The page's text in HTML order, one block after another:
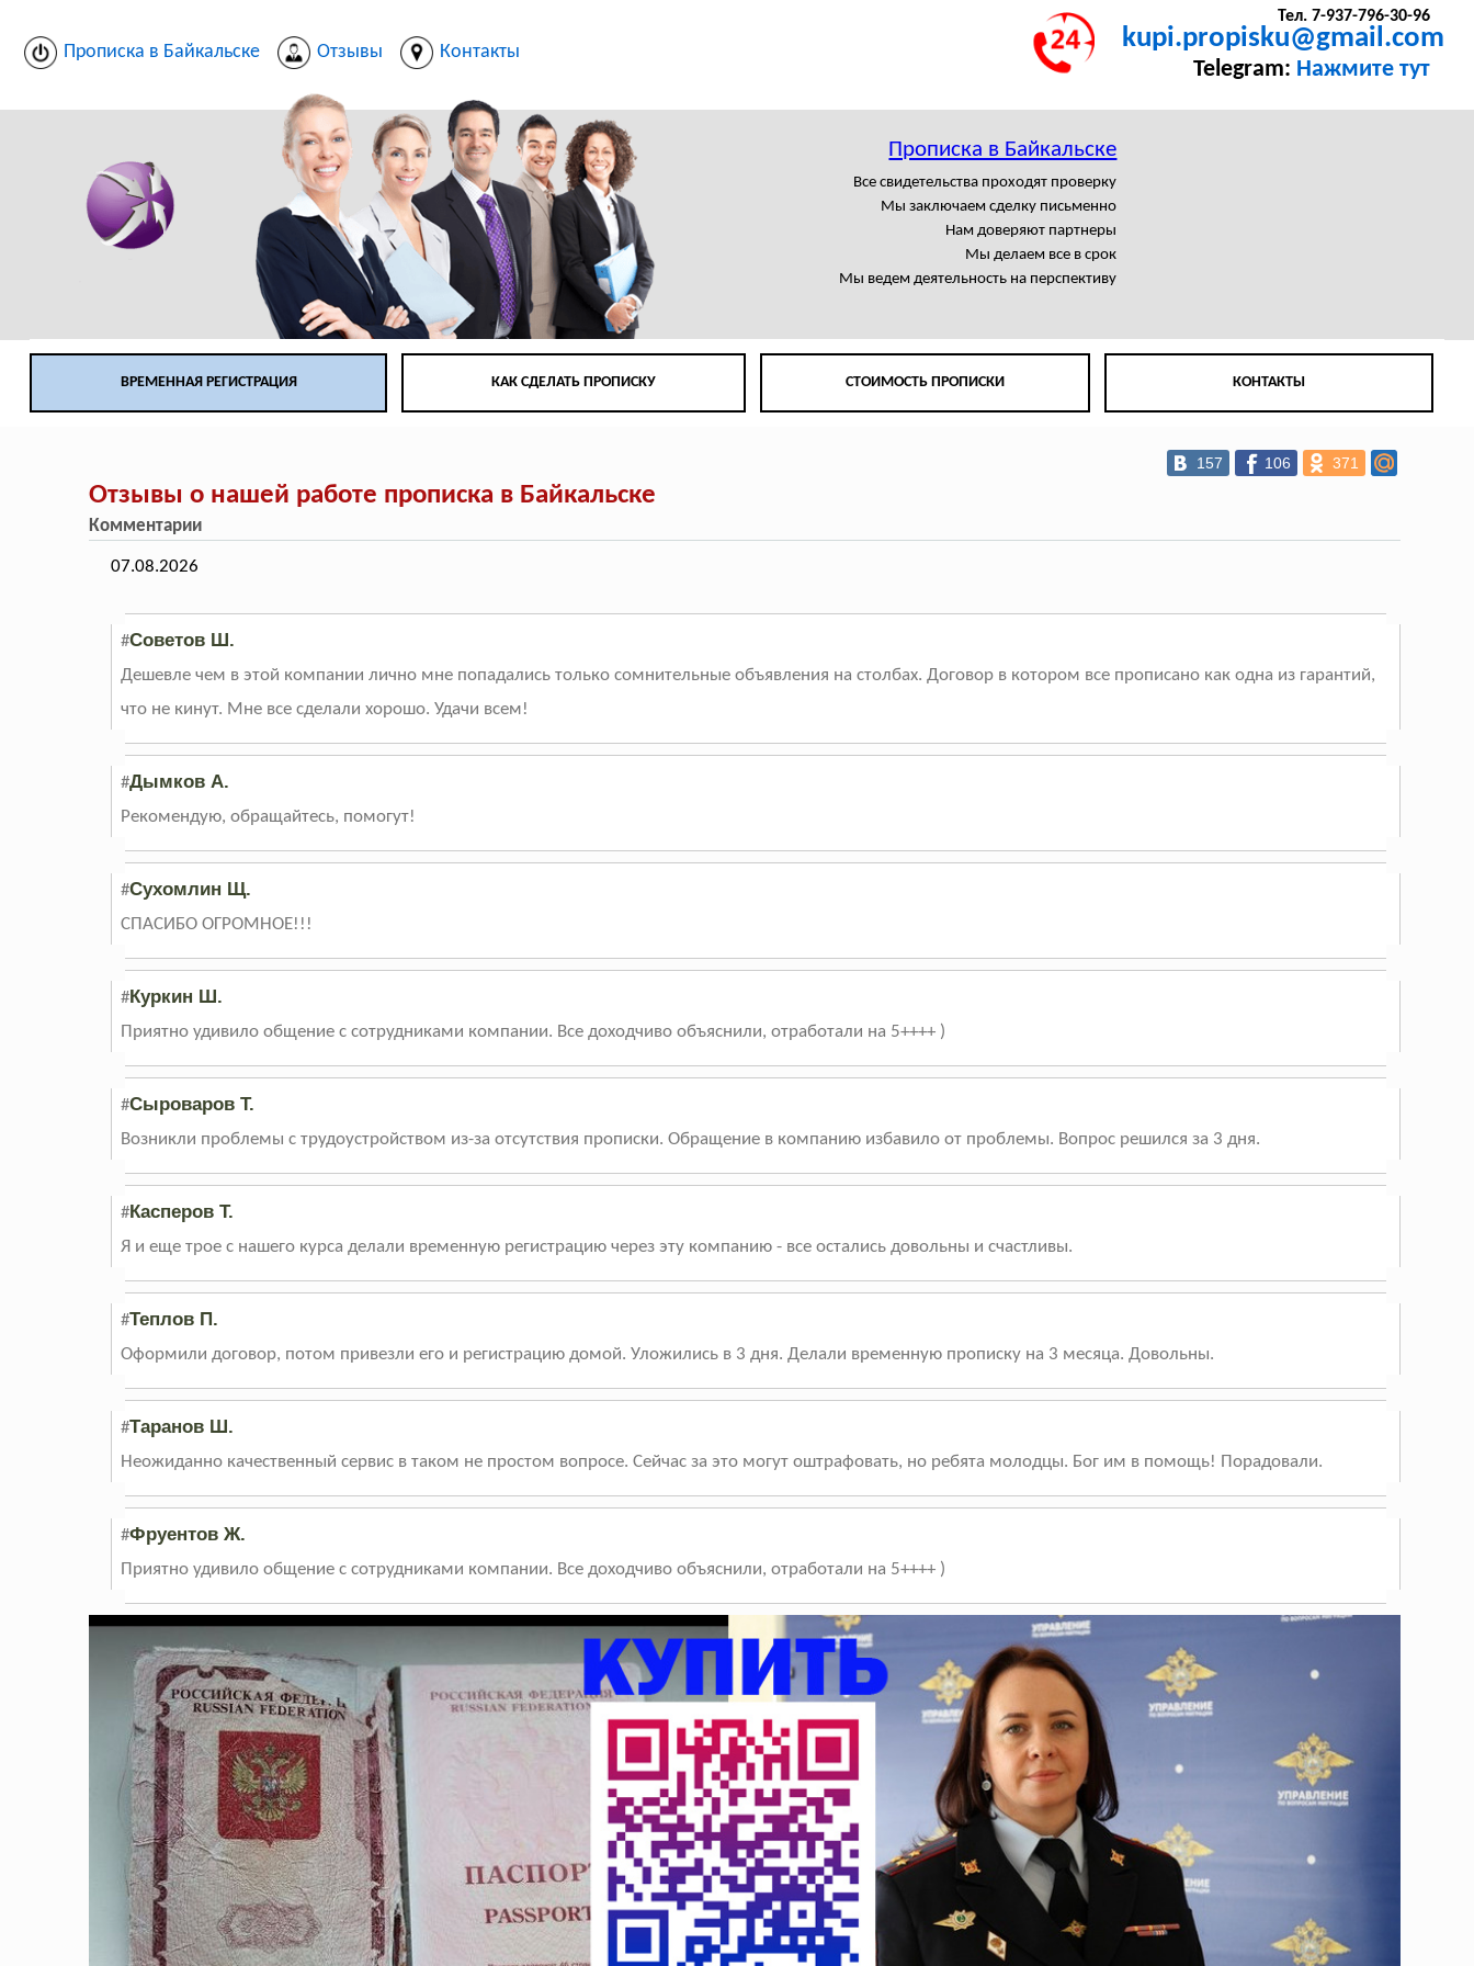
Прописка в Байкальске Отзывы Контакты
Тел. 7-937-796-30-96
kupi.propisku@gmail.com
Telegram: Нажмите тут
Прописка в Байкальске
Все свидетельства проходят проверку
Мы заключаем сделку письменно
Нам доверяют партнеры
Мы делаем все в срок
Мы ведем деятельность на перспективу
ВРЕМЕННАЯ РЕГИСТРАЦИЯ КАК СДЕЛАТЬ ПРОПИСКУ СТОИМОСТЬ ПРОПИСКИ КОНТАКТЫ
157 106 371
Отзывы о нашей работе прописка в Байкальске
Комментарии
07.08.2026
#Советов Ш.
Дешевле чем в этой компании лично мне попадались только сомнительные объявления на столбах. Договор в котором все прописано как одна из гарантий,
что не кинут. Мне все сделали хорошо. Удачи всем!
#Дымков А.
Рекомендую, обращайтесь, помогут!
#Сухомлин Щ.
СПАСИБО ОГРОМНОЕ!!!
#Куркин Ш.
Приятно удивило общение с сотрудниками компании. Все доходчиво объяснили, отработали на 5++++ )
#Сыроваров Т.
Возникли проблемы с трудоустройством из-за отсутствия прописки. Обращение в компанию избавило от проблемы. Вопрос решился за 3 дня.
#Касперов Т.
Я и еще трое с нашего курса делали временную регистрацию через эту компанию - все остались довольны и счастливы.
#Теплов П.
Оформили договор, потом привезли его и регистрацию домой. Уложились в 3 дня. Делали временную прописку на 3 месяца. Довольны.
#Таранов Ш.
Неожиданно качественный сервис в таком не простом вопросе. Сейчас за это могут оштрафовать, но ребята молодцы. Бог им в помощь! Порадовали.
#Фруентов Ж.
Приятно удивило общение с сотрудниками компании. Все доходчиво объяснили, отработали на 5++++ )